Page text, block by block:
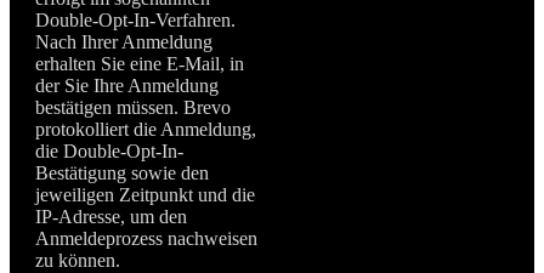
Double-Opt-In-Verfahren.
Nach Ihrer Anmeldung
erhalten Sie eine E-Mail, in
der Sie Ihre Anmeldung
bestätigen müssen. Brevo
protokolliert die Anmeldung,
die Double-Opt-In-
Bestätigung sowie den
jeweiligen Zeitpunkt und die
IP-Adresse, um den
Anmeldeprozess nachweisen
zu können.